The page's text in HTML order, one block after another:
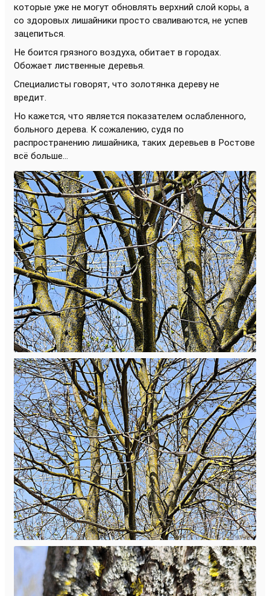
которые уже не могут обновлять верхний слой коры, а
со здоровых лишайники просто сваливаются, не успев
зацепиться.
Не боится грязного воздуха, обитает в городах.
Обожает лиственные деревья.
Специалисты говорят, что золотянка дереву не
вредит.
Но кажется, что является показателем ослабленного,
больного дерева. К сожалению, судя по
распространению лишайника, таких деревьев в Ростове
всё больше...